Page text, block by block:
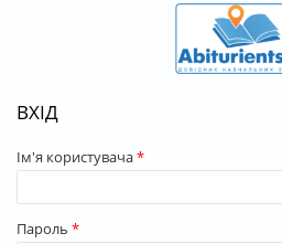
ВХІД
Ім'я користувача*
Пароль *